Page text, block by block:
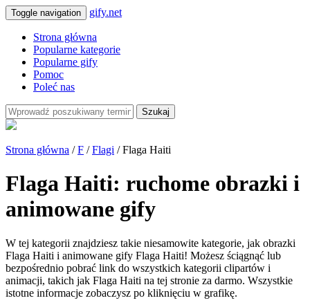
Toggle navigation gify.net
Strona główna
Popularne kategorie
Popularne gify
Pomoc
Poleć nas
Szukaj
Strona główna /F /Flagi / Flaga Haiti
Flaga Haiti: ruchome obrazki i
animowane gify
W tej kategorii znajdziesz takie niesamowite kategorie, jak obrazki
Flaga Haiti i animowane gify Flaga Haiti! Możesz ściągnąć lub
bezpośrednio pobrać link do wszystkich kategorii clipartów i
animacji, takich jak Flaga Haiti na tej stronie za darmo. Wszystkie
istotne informacje zobaczysz po kliknięciu w grafikę.